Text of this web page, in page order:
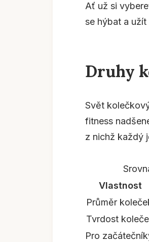
Ať už si
se hýbat a
Druhy
Svět
fitness
z nichž každý
Vlastnost
Průměr
Tvrdost
Pro